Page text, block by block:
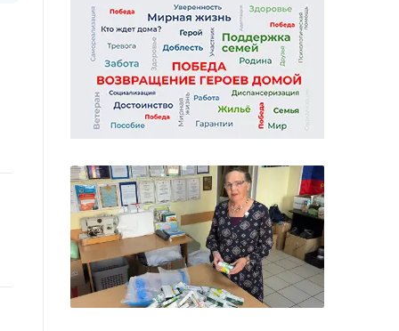
07 августа
2027 елга кадәр яңарту: Түбән
Камада Нефтехимиклар паркын
реконструкцияләү башланды
06 августа
ремонтның беренче этабы тәмам